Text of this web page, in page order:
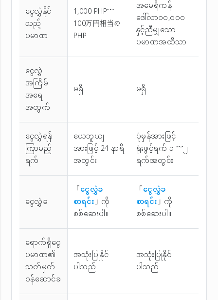
ငွေလွှဲနိုင်
သည့်
ပမာဏ
1,000 PHP～
100万円相当の
PHP
အမေရိကန်
ဒေါ်လာ၁၀,၀၀၀
နှင့်ညီမျှသော
ပမာဏအထိသာ
ငွေလွှဲ
အကြိမ်
အ‌ရေ
အတွက်
မရှိ မရှိ
ငွေလွှဲရန်
ကြာမည့်
ရက်
ယေဘူယျ
အားဖြင့် 24 နာရီ
အတွင်း
ပုံမှန်အားဖြင့်
ရုံးဖွင့်ရက် ၁ ～၂
ရက်အတွင်း
ငွေလွှဲခ
「ငွေလွှဲခ
စာရင်း」ကို
စစ်ဆေးပါ။
「ငွေလွှဲခ
စာရင်း」ကို
စစ်ဆေးပါ။
ရောက်ရှိငွေ
ပမာဏ၏
သတ်မှတ်
ဝန်ဆောင်ခ
အသုံးပြုနိုင်
ပါသည်
အသုံးပြုနိုင်
ပါသည်